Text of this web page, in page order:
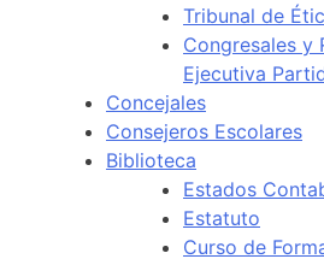
Tribunal de
Congresales y
Ejecutiva
Concejales
Consejeros Escolares
Biblioteca
Estados
Estatuto
Curso de